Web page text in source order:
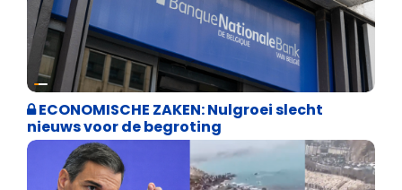
Binnenland politiek
ECONOMISCHE ZAKEN: Nulgroei slecht
nieuws voor de begroting